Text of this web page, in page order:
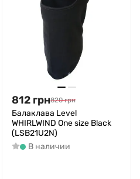
812 грн820 грн
Балаклава Level
WHIRLWIND One size Black
(LSB21U2N)
В наличии